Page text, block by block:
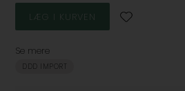
Se mere
DDD IMPORT